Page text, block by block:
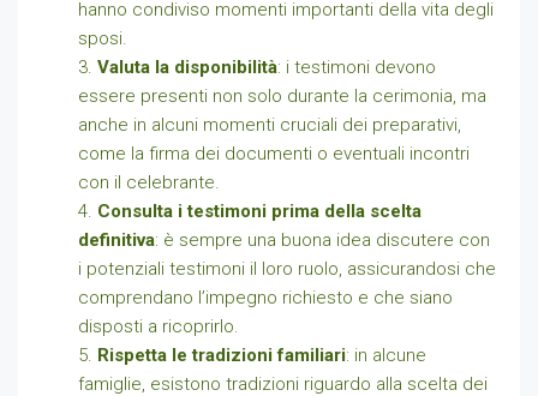
hanno condiviso momenti importanti della vita degli
sposi.
Valuta la disponibilità: i testimoni devono
essere presenti non solo durante la cerimonia, ma
anche in alcuni momenti cruciali dei preparativi,
come la firma dei documenti o eventuali incontri
con il celebrante.
Consulta i testimoni prima della scelta
definitiva: è sempre una buona idea discutere con
i potenziali testimoni il loro ruolo, assicurandosi che
comprendano l’impegno richiesto e che siano
disposti a ricoprirlo.
Rispetta le tradizioni familiari: in alcune
famiglie, esistono tradizioni riguardo alla scelta dei